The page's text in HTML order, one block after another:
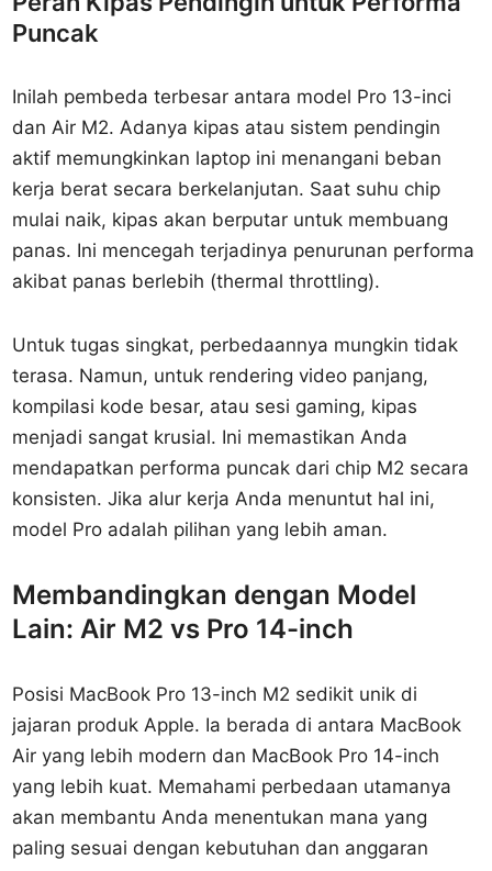
Puncak
Inilah pembeda terbesar antara model Pro 13-inci
dan Air M2. Adanya kipas atau sistem pendingin
aktif memungkinkan laptop ini menangani beban
kerja berat secara berkelanjutan. Saat suhu chip
mulai naik, kipas akan berputar untuk membuang
panas. Ini mencegah terjadinya penurunan performa
akibat panas berlebih (thermal throttling).
Untuk tugas singkat, perbedaannya mungkin tidak
terasa. Namun, untuk rendering video panjang,
kompilasi kode besar, atau sesi gaming, kipas
menjadi sangat krusial. Ini memastikan Anda
mendapatkan performa puncak dari chip M2 secara
konsisten. Jika alur kerja Anda menuntut hal ini,
model Pro adalah pilihan yang lebih aman.
Membandingkan dengan Model
Lain: Air M2 vs Pro 14-inch
Posisi MacBook Pro 13-inch M2 sedikit unik di
jajaran produk Apple. Ia berada di antara MacBook
Air yang lebih modern dan MacBook Pro 14-inch
yang lebih kuat. Memahami perbedaan utamanya
akan membantu Anda menentukan mana yang
paling sesuai dengan kebutuhan dan anggaran